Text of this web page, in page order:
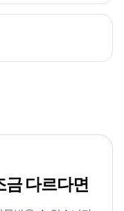
금 다르다면